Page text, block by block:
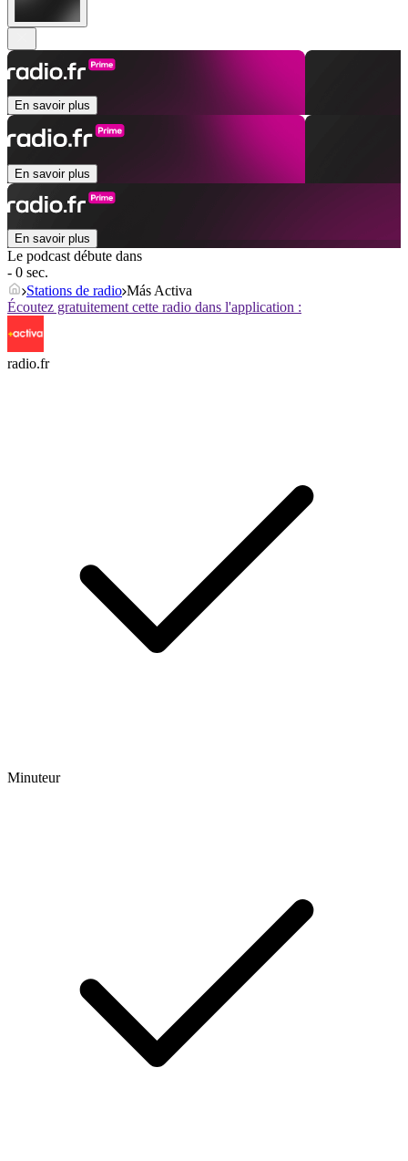
En savoir plus
En savoir plus
En savoir plus
Le podcast débute dans
- 0 sec.
Stations de radio Más Activa
Écoutez gratuitement cette radio dans l'application :
radio.fr
Minuteur